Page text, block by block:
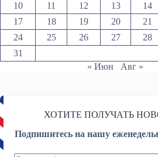
10
11 12 13 14
17
18 19 20 21
24
25 26 27 28
31
« Июн
Авг »
ХОТИТЕ ПОЛУЧАТЬ
Подпишитесь на нашу